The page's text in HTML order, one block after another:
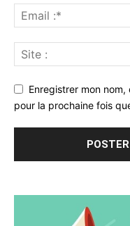
Enregistrer mon
pour la prochaine fois